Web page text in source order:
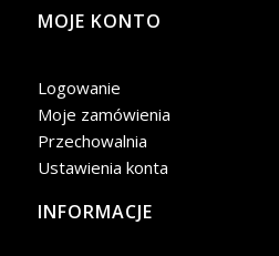
MOJE KONTO
Logowanie
Moje zamówienia
Przechowalnia
Ustawienia konta
INFORMACJE